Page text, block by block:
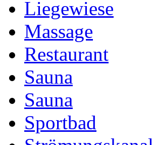
Liegewiese
Massage
Restaurant
Sauna
Sauna
Sportbad